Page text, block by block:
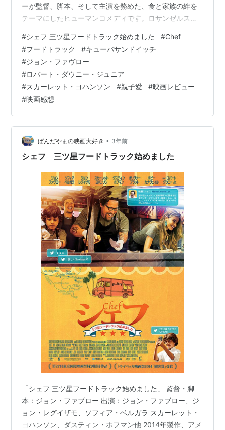
ーが監督、脚本、そして主演を務めた、食と家族の絆を
テーマにしたヒューマンコメディです。ロサンゼルスの
への創造性を巡るオーナーとの対立と、人気料理評論家
との激しい口論がSNSで炎上したことをきっかけに、全
てを失います。失意の中、彼は故郷のマイアミで出会っ
た絶品のキューバサンドイッチにインスピレーションを
得て、ボロボロのフードトラックを改装し、元妻や息
子、友人を巻き込んで移動販売の旅に出ます。料…
#シェフ 三ツ星フードトラック始めました #Chef
#フードトラック #キューバサンドイッチ
#ジョン・ファヴロー
#ロバート・ダウニー・ジュニア
#スカーレット・ヨハンソン #親子愛 #映画レビュー
#映画感想
ぱんだやまの映画大好き • 3年前
シェフ 三ツ星フードトラック始めました
「シェフ 三ツ星フードトラック始めました」 監督・脚
本：ジョン・ファブロー 出演：ジョン・ファブロー、ジ
ョン・レグイザモ、ソフィア・ベルガラ スカーレット・
ヨハンソン、ダスティン・ホフマン他 2014年製作、アメ